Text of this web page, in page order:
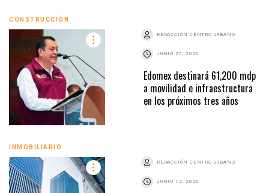
CONSTRUCCIÓN
REDACCIÓN CENTRO URBANO
JUNIO 25, 2026
Edomex destinará 61,200 mdp
a movilidad e infraestructura
en los próximos tres años
INMOBILIARIO
REDACCIÓN CENTRO URBANO
JUNIO 12, 2026